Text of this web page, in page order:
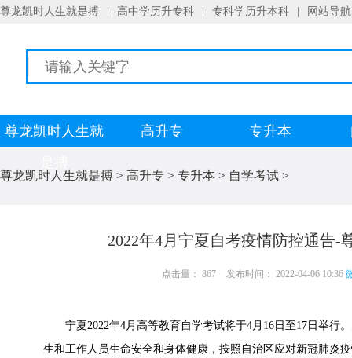
尊龙凯时人生就是搏 高中学历升专科 专科学历升本科 网站导航
尊龙凯时人生就
高升专 专升本
尊龙凯时人生就是搏 > 高升专 > 专升本 > 自学考试 >
2022年4月宁夏自考疫情防控通告-
点击量： 867 发布时间： 2022-04-06 10:36
宁夏2022年4月高等教育自学考试将于4月16日至17日举行
生和工作人员生命安全和身体健康，按照自治区应对新冠肺炎